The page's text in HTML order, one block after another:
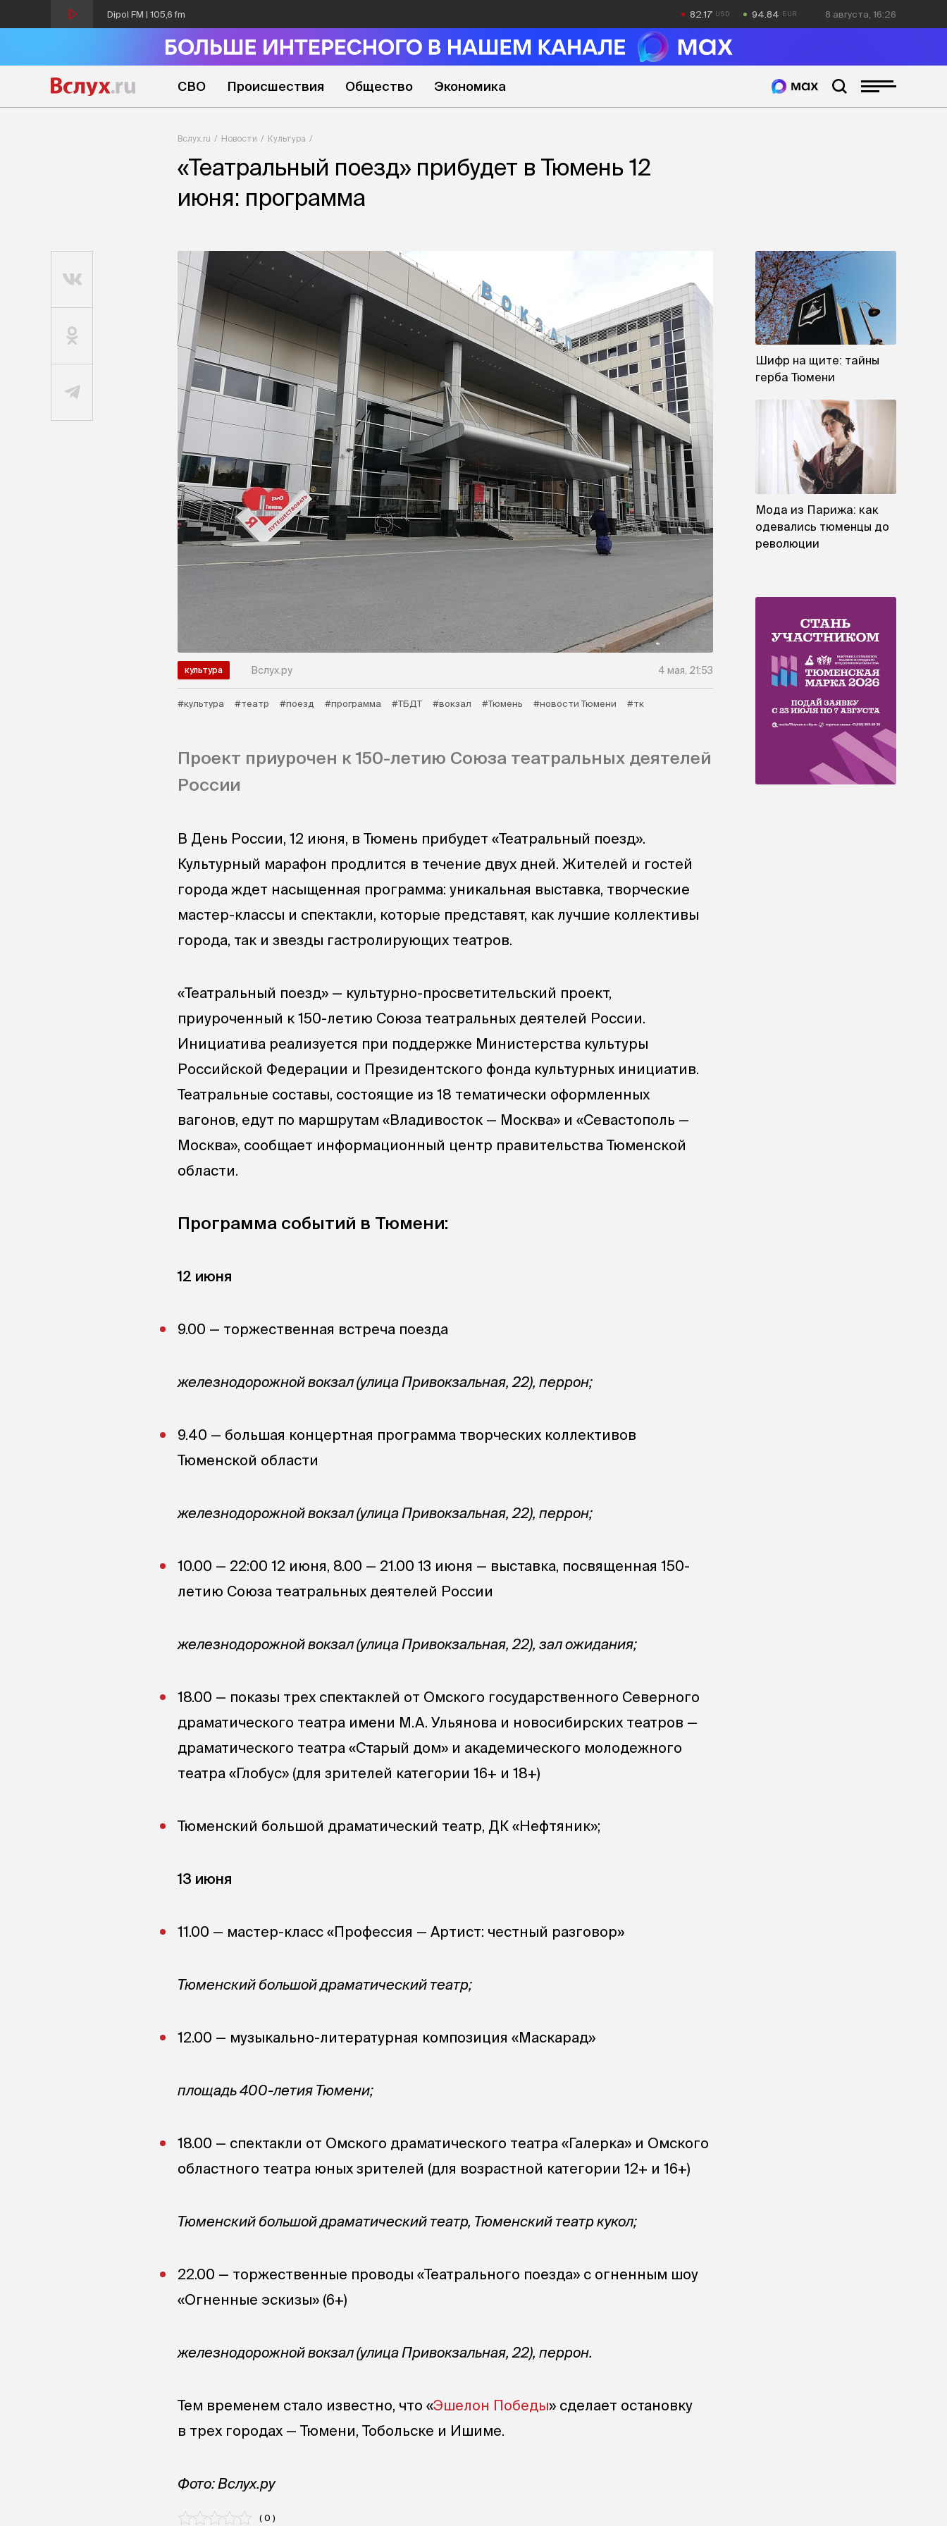
Dipol FM | 105,6 fm 82.17 94.84 8 августа, 16:26
СВО Происшествия Общество Экономика
Вслух.ru Новости Культура
«Театральный поезд» прибудет в Тюмень 12
июня: программа
культура Вслух.ру 4 мая, 21:53
#культура #театр #поезд #программа #ТБДТ #вокзал #Тюмень #новости Тюмени #тк
Проект приурочен к 150-летию Союза театральных деятелей
России
В День России, 12 июня, в Тюмень прибудет «Театральный поезд».
Культурный марафон продлится в течение двух дней. Жителей и гостей
города ждет насыщенная программа: уникальная выставка, творческие
мастер-классы и спектакли, которые представят, как лучшие коллективы
города, так и звезды гастролирующих театров.
«Театральный поезд» — культурно-просветительский проект,
приуроченный к 150-летию Союза театральных деятелей России.
Инициатива реализуется при поддержке Министерства культуры
Российской Федерации и Президентского фонда культурных инициатив.
Театральные составы, состоящие из 18 тематически оформленных
вагонов, едут по маршрутам «Владивосток — Москва» и «Севастополь —
Москва», сообщает информационный центр правительства Тюменской
области.
Программа событий в Тюмени:
12 июня
9.00 — торжественная встреча поезда
железнодорожной вокзал (улица Привокзальная, 22), перрон;
9.40 — большая концертная программа творческих коллективов
Тюменской области
железнодорожной вокзал (улица Привокзальная, 22), перрон;
10.00 — 22:00 12 июня, 8.00 — 21.00 13 июня — выставка, посвященная 150-
летию Союза театральных деятелей России
железнодорожной вокзал (улица Привокзальная, 22), зал ожидания;
18.00 — показы трех спектаклей от Омского государственного Северного
драматического театра имени М.А. Ульянова и новосибирских театров —
драматического театра «Старый дом» и академического молодежного
театра «Глобус» (для зрителей категории 16+ и 18+)
Тюменский большой драматический театр, ДК «Нефтяник»;
13 июня
11.00 — мастер-класс «Профессия — Артист: честный разговор»
Тюменский большой драматический театр;
12.00 — музыкально-литературная композиция «Маскарад»
площадь 400-летия Тюмени;
18.00 — спектакли от Омского драматического театра «Галерка» и Омского
областного театра юных зрителей (для возрастной категории 12+ и 16+)
Тюменский большой драматический театр, Тюменский театр кукол;
22.00 — торжественные проводы «Театрального поезда» с огненным шоу
«Огненные эскизы» (6+)
железнодорожной вокзал (улица Привокзальная, 22), перрон.
Тем временем стало известно, что «Эшелон Победы» сделает остановку
в трех городах — Тюмени, Тобольске и Ишиме.
Фото: Вслух.ру
( 0 )
Шифр на щите: тайны
герба Тюмени
Мода из Парижа: как
одевались тюменцы до
революции